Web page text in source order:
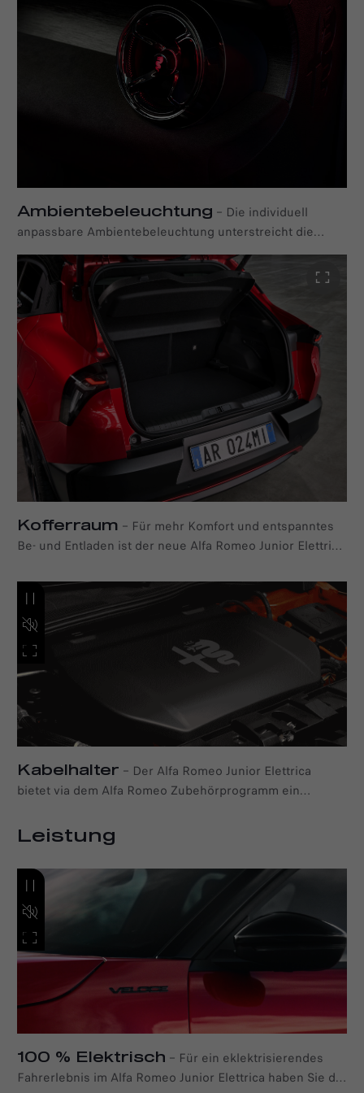
Anzeigen können Sie den Ladestatus verfolgen, damit Sie
sicher sein können, dass Ihr Smartphone auch
unterwegs immer bestens versorgt ist.
Ambientebeleuchtung – Die individuell
anpassbare Ambientebeleuchtung unterstreicht die
Premium-Atmosphäre im Alfa Romeo Junior Elettrica mit
Leuchtelementen an der Mittelkonsole, den
Lüftungsdüsen und dem "Cannocchiale"-Instrument. Acht
Farben stehen für die Beleuchtung zur Wahl, mit denen
jedes Detail des Interieurs, einschließlich der
beleuchteten Biscione auf den Lüftungsdüsen, farblich
unterstrichen wird. Die Ambientebeleuchtung ist
beim Junior Elettrica Speciale serienmäßig sowie
optional als Teil der Premium- und Sport-Pakete
enthalten.
Kofferraum – Für mehr Komfort und entspanntes
Be- und Entladen ist der neue Alfa Romeo Junior Elettrica
Heckklappe erhältlich. Zudem lässt sich der 400 Liter
große Kofferaum an Ihre indviduellen Transport- und
Nutzungsbedürfnisse anpassen, zum Beispiel mit dem in
drei Stufen verstellbaren Kofferraumboden und der
praktischen 12-V-Steckdose.
Kabelhalter – Der Alfa Romeo Junior Elettrica
bietet via dem Alfa Romeo Zubehörprogramm ein
das Mode-3-Ladekabel im Kofferraum verstauen können
und viel Platz für all Ihre persönlichen Gegenstände
bleibt
Leistung
100 % Elektrisch – Für ein eklektrisierendes
Fahrerlebnis im Alfa Romeo Junior Elettrica haben Sie die